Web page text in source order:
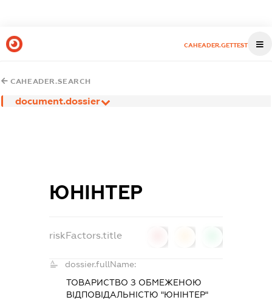
CAHEADER.GETTEST
CAHEADER.SEARCH
document.dossier
ЮНІНТЕР
riskFactors.title
dossier.fullName:
ТОВАРИСТВО З ОБМЕЖЕНОЮ
ВІДПОВІДАЛЬНІСТЮ "ЮНІНТЕР"